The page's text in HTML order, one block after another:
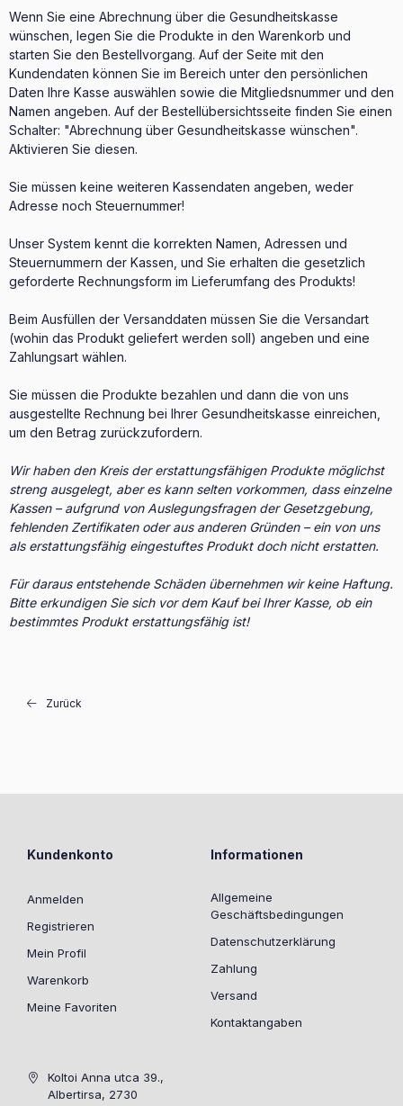
Wenn Sie eine Abrechnung über die Gesundheitskasse
wünschen, legen Sie die Produkte in den Warenkorb und
starten Sie den Bestellvorgang. Auf der Seite mit den
Kundendaten können Sie im Bereich unter den persönlichen
Daten Ihre Kasse auswählen sowie die Mitgliedsnummer und den
Namen angeben. Auf der Bestellübersichtsseite finden Sie einen
Schalter: "Abrechnung über Gesundheitskasse wünschen".
Aktivieren Sie diesen.
Sie müssen keine weiteren Kassendaten angeben, weder
Adresse noch Steuernummer!
Unser System kennt die korrekten Namen, Adressen und
Steuernummern der Kassen, und Sie erhalten die gesetzlich
geforderte Rechnungsform im Lieferumfang des Produkts!
Beim Ausfüllen der Versanddaten müssen Sie die Versandart
(wohin das Produkt geliefert werden soll) angeben und eine
Zahlungsart wählen.
Sie müssen die Produkte bezahlen und dann die von uns
ausgestellte Rechnung bei Ihrer Gesundheitskasse einreichen,
um den Betrag zurückzufordern.
Wir haben den Kreis der erstattungsfähigen Produkte möglichst
streng ausgelegt, aber es kann selten vorkommen, dass einzelne
Kassen – aufgrund von Auslegungsfragen der Gesetzgebung,
fehlenden Zertifikaten oder aus anderen Gründen – ein von uns
als erstattungsfähig eingestuftes Produkt doch nicht erstatten.
Für daraus entstehende Schäden übernehmen wir keine Haftung.
Bitte erkundigen Sie sich vor dem Kauf bei Ihrer Kasse, ob ein
bestimmtes Produkt erstattungsfähig ist!
Zurück
Kundenkonto
Anmelden
Registrieren
Mein Profil
Warenkorb
Meine Favoriten
Informationen
Allgemeine
Geschäftsbedingungen
Datenschutzerklärung
Zahlung
Versand
Kontaktangaben
Koltoi Anna utca 39.,
Albertirsa, 2730